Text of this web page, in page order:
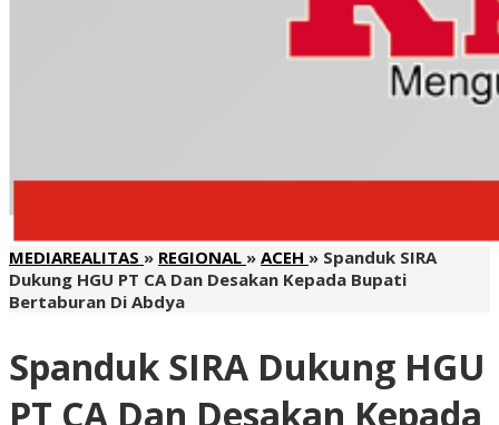
MEDIAREALITAS » REGIONAL » ACEH » Spanduk SIRA
Dukung HGU PT CA Dan Desakan Kepada Bupati
Bertaburan Di Abdya
Spanduk SIRA Dukung HGU
PT CA Dan Desakan Kepada